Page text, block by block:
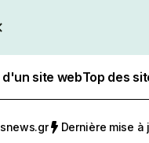
site webTop des
Dernière mise à